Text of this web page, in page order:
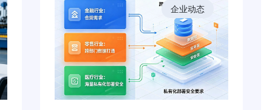
企业动态